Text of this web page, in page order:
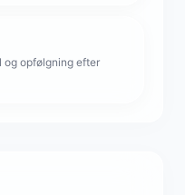
og opfølgning efter